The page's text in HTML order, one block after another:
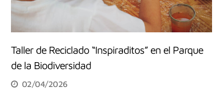
Taller de Reciclado “Inspiraditos” en el Parque
de la Biodiversidad
02/04/2026